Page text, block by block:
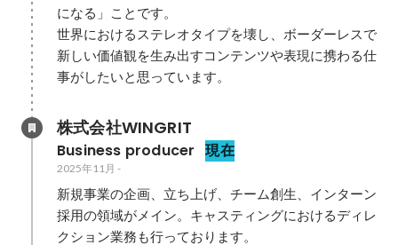
になる」ことです。
世界におけるステレオタイプを壊し、ボーダーレスで
新しい価値観を生み出すコンテンツや表現に携わる仕
事がしたいと思っています。
株式会社WINGRIT
Business producer 現在
2025年11月 -
新規事業の企画、立ち上げ、チーム創生、インターン
採用の領域がメイン。キャスティングにおけるディレ
クション業務も行っております。